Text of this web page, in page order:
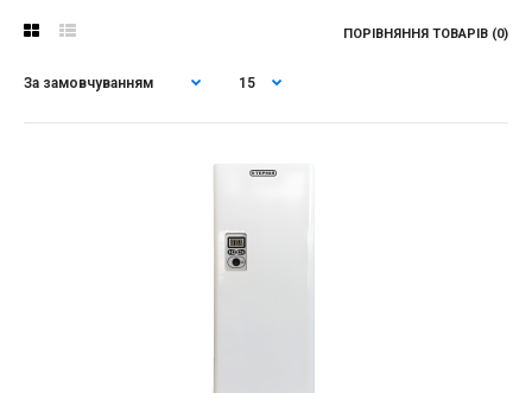
ПОРІВНЯННЯ ТОВАРІВ (0)